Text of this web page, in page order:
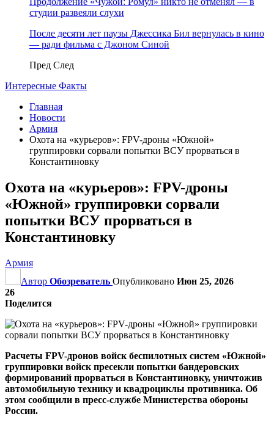
студии развеяли слухи
После десяти лет паузы Джессика Бил вернулась в кино
— ради фильма с Джоном Синой
Пред След
Интересные Факты
Главная
Новости
Армия
Охота на «курьеров»: FPV-дроны «Южной»
группировки сорвали попытки ВСУ прорваться в
Константиновку
Охота на «курьеров»: FPV-дроны
«Южной» группировки сорвали
попытки ВСУ прорваться в
Константиновку
Армия
Автор Обозреватель Опубликовано Июн 25, 2026
26
Поделится
Расчеты FPV-дронов войск беспилотных систем «Южной»
группировки войск пресекли попытки бандеровских
формирований прорваться в Константиновку, уничтожив
автомобильную технику и квадроциклы противника. Об
этом сообщили в пресс-службе Министерства обороны
России.